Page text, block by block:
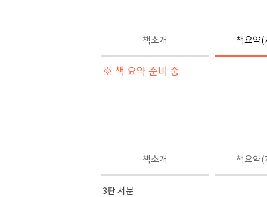
책소개 책요약(
※ 책 요약 준비 중
책소개 책요약(
3판 서문